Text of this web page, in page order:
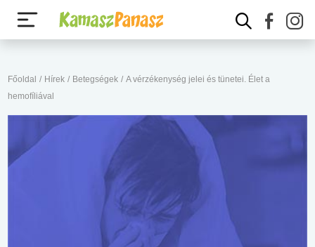
Főoldal / Hírek / Betegségek / A vérzékenység jelei és tünetei. Élet a
hemofíliával